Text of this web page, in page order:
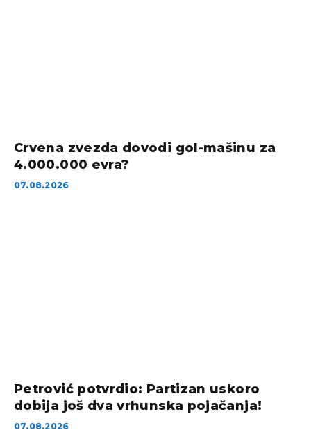
Crvena zvezda dovodi gol-mašinu za
4.000.000 evra?
07.08.2026
Petrović potvrdio: Partizan uskoro
dobija još dva vrhunska pojačanja!
07.08.2026